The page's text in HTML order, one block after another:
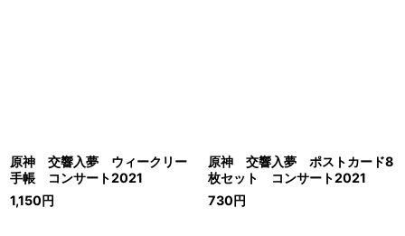
原神 交響入夢 ウィークリー
手帳 コンサート2021
1,150円
原神 交響入夢 ポストカード8
枚セット コンサート2021
730円